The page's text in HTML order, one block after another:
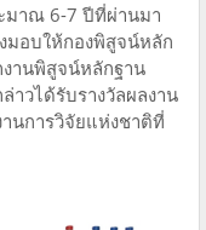
มาณ 6-7 ปีที่ผ่านมา
อบให้กองพิสูจน์หลัก
านพิสูจน์หลักฐาน
าวได้รับรางวัลผลงาน
นการวิจัยแห่งชาติที่